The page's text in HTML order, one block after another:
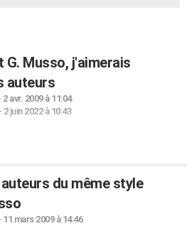
G. Musso, j'aimerais
auteurs
2 avr. 2009 à 11:04
2 juin 2022 à 10:43
du même style
11 mars 2009 à 14:46